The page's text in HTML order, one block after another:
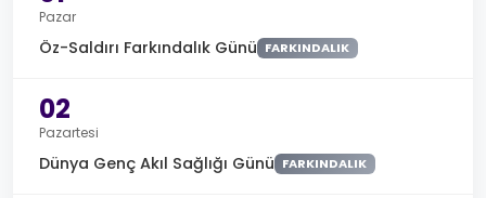
Pazar
Öz-Saldırı Farkındalık Günü FARKINDALIK
02
Pazartesi
Dünya Genç Akıl Sağlığı Günü FARKINDALIK